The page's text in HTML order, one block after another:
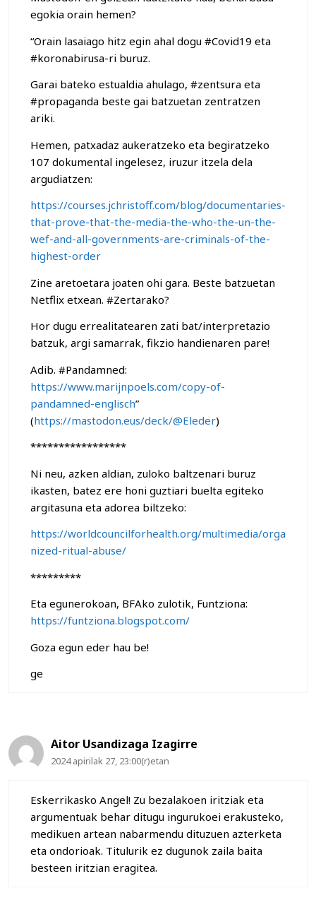
egokia orain hemen?
“Orain lasaiago hitz egin ahal dogu #Covid19 eta
#koronabirusa-ri buruz.
Garai bateko estualdia ahulago, #zentsura eta
#propaganda beste gai batzuetan zentratzen
ariki.
Hemen, patxadaz aukeratzeko eta begiratzeko
107 dokumental ingelesez, iruzur itzela dela
argudiatzen:
https://courses.jchristoff.com/blog/documentaries-
that-prove-that-the-media-the-who-the-un-the-
wef-and-all-governments-are-criminals-of-the-
highest-order
Zine aretoetara joaten ohi gara. Beste batzuetan
Netflix etxean. #Zertarako?
Hor dugu errealitatearen zati bat/interpretazio
batzuk, argi samarrak, fikzio handienaren pare!
Adib. #Pandamned:
https://www.marijnpoels.com/copy-of-
pandamned-englisch”
(https://mastodon.eus/deck/@Eleder)
*****************
Ni neu, azken aldian, zuloko baltzenari buruz
ikasten, batez ere honi guztiari buelta egiteko
argitasuna eta adorea biltzeko:
https://worldcouncilforhealth.org/multimedia/orga
nized-ritual-abuse/
*********
Eta egunerokoan, BFAko zulotik, Funtziona:
https://funtziona.blogspot.com/
Goza egun eder hau be!
ge
Aitor Usandizaga Izagirre
2024 apirilak 27, 23:00(r)etan
Eskerrikasko Angel! Zu bezalakoen iritziak eta
argumentuak behar ditugu ingurukoei erakusteko,
medikuen artean nabarmendu dituzuen azterketa
eta ondorioak. Titulurik ez dugunok zaila baita
besteen iritzian eragitea.